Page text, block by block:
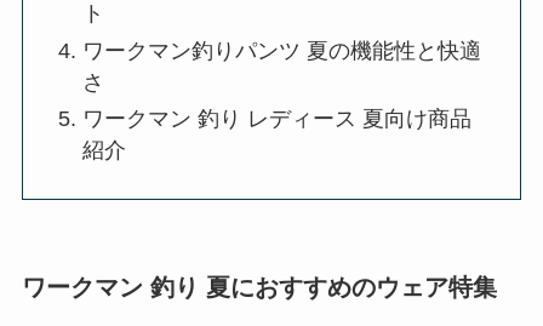
ト
ワークマン釣りパンツ 夏の機能性と快適
さ
ワークマン 釣り レディース 夏向け商品
紹介
ワークマン 釣り 夏におすすめのウェア特集